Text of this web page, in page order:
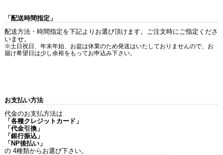
「配送時間指定」
配送方法・時間指定を下記よりお選び頂けます。ご注文時にご指定くださ
いませ。
※土日祝日、年末年始、お盆は休業のため発送はいたしておりませんので、お
届け希望日は少し余裕をもってお申込み下さい。
お支払い方法
代金のお支払方法は
「各種クレジットカード」
「代金引換」
「銀行振込」
「NP後払い」
の 4種類からお選び下さい。